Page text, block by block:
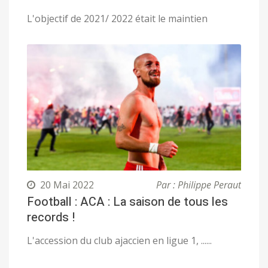
L'objectif de 2021/ 2022 était le maintien
20 Mai 2022 Par : Philippe Peraut
Football : ACA : La saison de tous les
records !
L'accession du club ajaccien en ligue 1, ......